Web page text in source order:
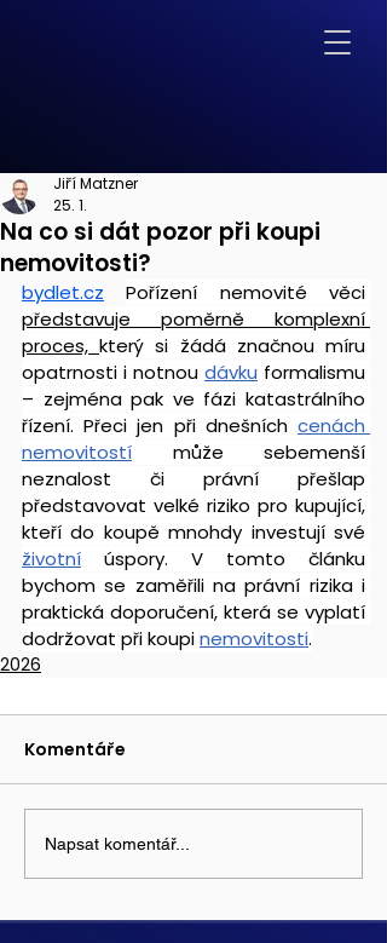
Na co si dát pozor při koupi
nemovitosti?
Jiří Matzner
25. 1.
bydlet.cz
představuje poměrně komplexní
proces, který si žádá značnou míru
opatrnosti i notnou dávku formalismu
– zejména pak ve fázi katastrálního
řízení. Přeci jen při dnešních cenách
nemovitostí může sebemenší
neznalost či právní přešlap
představovat velké riziko pro kupující,
životní úspory. V tomto článku
bychom se zaměřili na právní rizika i
praktická doporučení, která se vyplatí
dodržovat při koupi nemovitosti.
2026
Komentáře
Napsat komentář...